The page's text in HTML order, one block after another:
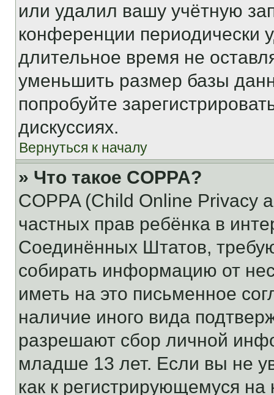
или удалил вашу учётную
конференции периодически
длительное время не
уменьшить размер базы
попробуйте
дискуссиях.
Вернуться к началу
» Что такое COPPA?
COPPA (Child Online Privacy
частных прав ребёнка в
Соединённых Штатов,
собирать информацию от
иметь на это письменное
наличие иного вида
разрешают сбор личной
младше 13 лет. Если вы не
как к регистрирующемуся